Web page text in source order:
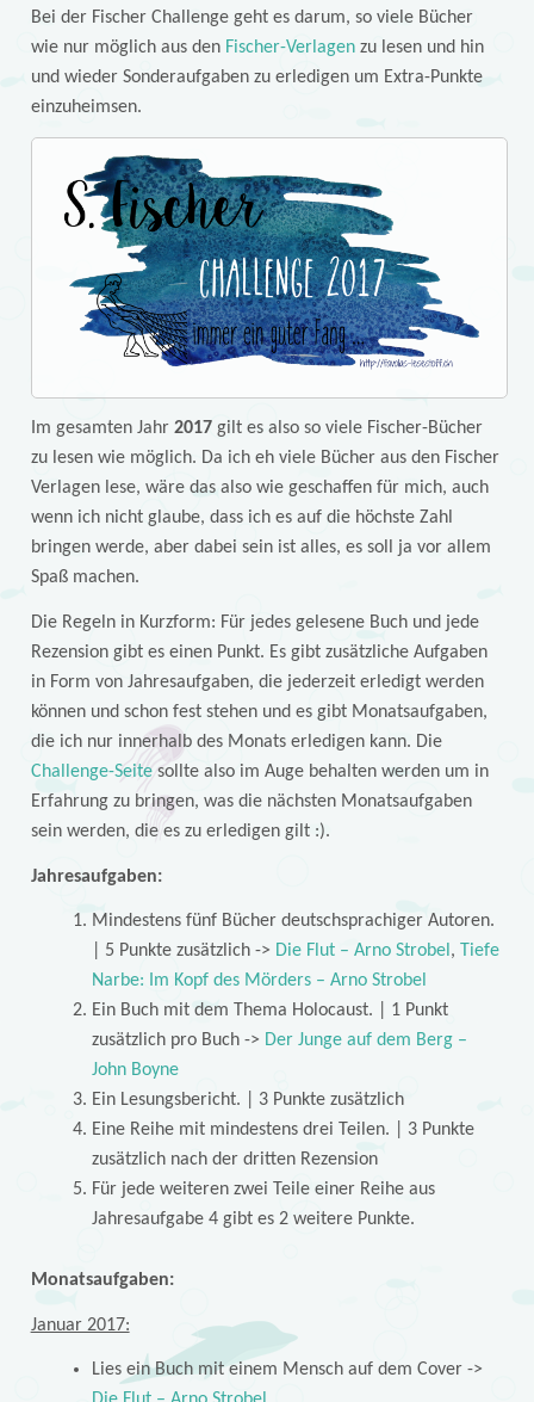
Bei der Fischer Challenge geht es darum, so viele Bücher
wie nur möglich aus den Fischer-Verlagenzu lesen und hin
und wieder Sonderaufgaben zu erledigen um Extra-Punkte
einzuheimsen.
Im gesamten Jahr2017 gilt es also so viele Fischer-Bücher
zu lesen wie möglich. Da ich eh viele Bücher aus den Fischer
Verlagen lese, wäre das also wie geschaffen für mich, auch
wenn ich nicht glaube, dass ich es auf die höchste Zahl
bringen werde, aber dabei sein ist alles, es soll ja vor allem
Spaß machen.
Die Regeln in Kurzform: Für jedes gelesene Buch und jede
Rezension gibt es einen Punkt. Es gibt zusätzliche Aufgaben
in Form von Jahresaufgaben, die jederzeit erledigt werden
können und schon fest stehen und es gibt Monatsaufgaben,
die ich nur innerhalb des Monats erledigen kann. Die
Challenge-Seitesollte also im Auge behalten werden um in
Erfahrung zu bringen, was die nächsten Monatsaufgaben
sein werden, die es zu erledigen gilt :).
Jahresaufgaben:
Mindestens fünf Bücher deutschsprachiger Autoren.
| 5 Punkte zusätzlich -> Die Flut – Arno Strobel, Tiefe
Narbe: Im Kopf des Mörders – Arno Strobel
Ein Buch mit dem Thema Holocaust. | 1 Punkt
zusätzlich pro Buch -> Der Junge auf dem Berg –
John Boyne
Ein Lesungsbericht. | 3 Punkte zusätzlich
Eine Reihe mit mindestens drei Teilen. | 3 Punkte
zusätzlich nach der dritten Rezension
Für jede weiteren zwei Teile einer Reihe aus
Jahresaufgabe 4 gibt es 2 weitere Punkte.
Monatsaufgaben:
Januar 2017:
Lies ein Buch mit einem Mensch auf dem Cover ->